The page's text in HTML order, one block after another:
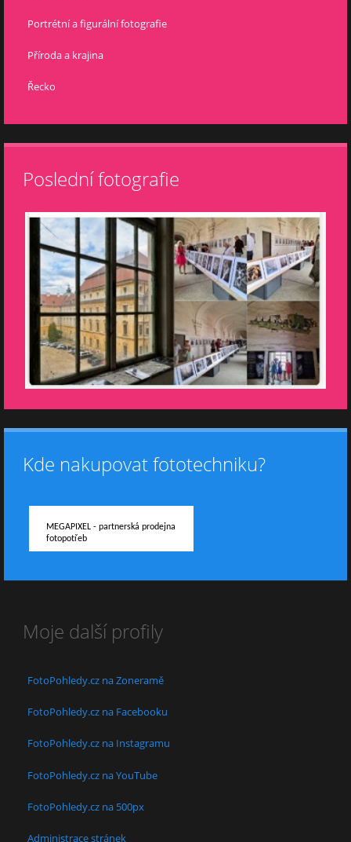
Portrétní a figurální fotografie
Příroda a krajina
Řecko
Poslední fotografie
Kde nakupovat fototechniku?
MEGAPIXEL - partnerská prodejna
fotopotřeb
Moje další profily
FotoPohledy.cz na Zoneramě
FotoPohledy.cz na Facebooku
FotoPohledy.cz na Instagramu
FotoPohledy.cz na YouTube
FotoPohledy.cz na 500px
Administrace stránek